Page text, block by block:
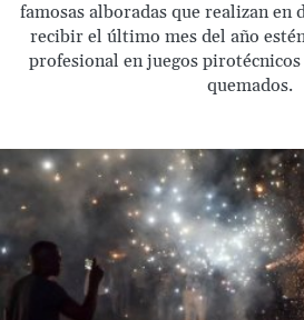
famosas alboradas que realizan
recibir el último mes del año
profesional en juegos
quemados.